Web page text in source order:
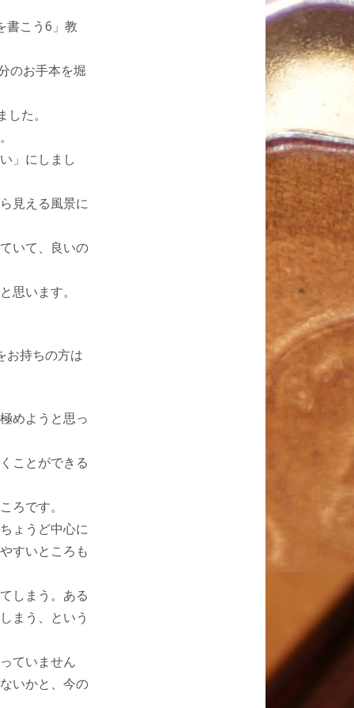
書こう6」教
のお手本を堀
た。
」にしまし
見える風景に
いて、良いの
思います。
お持ちの方は
めようと思っ
ことができる
ろです。
ょうど中心に
すいところも
しまう。ある
まう、という
ていません
いかと、今の